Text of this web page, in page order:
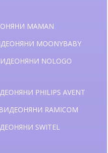
MAMAN
MOONYBABY
NOLOGO
PHILIPS AVENT
ВИДЕОНЯНИ RAMICOM
SWITEL